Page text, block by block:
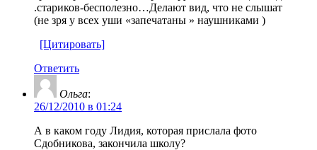
.стариков-бесполезно…Делают вид, что не слышат
(не зря у всех уши «запечатаны » наушниками )
[Цитировать]
Ответить
Ольга:
26/12/2010 в 01:24
А в каком году Лидия, которая прислала фото
Сдобникова, закончила школу?